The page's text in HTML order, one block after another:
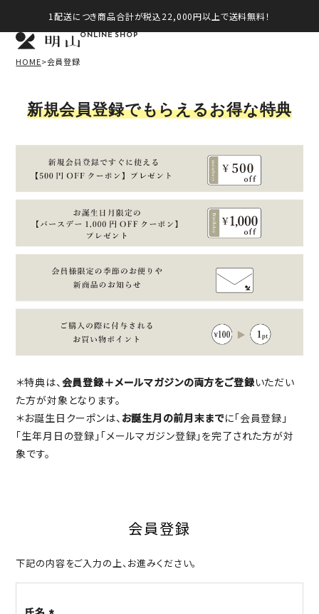
1配送につき商品合計が税込22,000円以上で送料無料！
ONLINE SHOP
HOME 会員登録
新規会員登録でもらえるお得な特典
＊特典は、会員登録＋メールマガジンの両方をご登録いただい
た方が対象となります。
＊お誕生日クーポンは、 お誕生月の前月末までに「会員登録」
「生年月日の登録」「メールマガジン登録」を完了された方が対
象です。
会員登録
下記の内容をご入力の上、お進みください。